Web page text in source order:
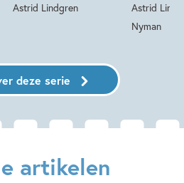
Astrid Lindgren
Astrid
Nyman
deze serie
artikelen